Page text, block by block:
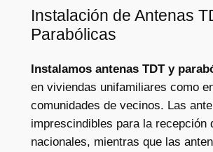
Instalación de Antenas
Parabólicas
Instalamos antenas TDT y
en viviendas unifamiliares como
comunidades de vecinos. Las
imprescindibles para la recepción
nacionales, mientras que las